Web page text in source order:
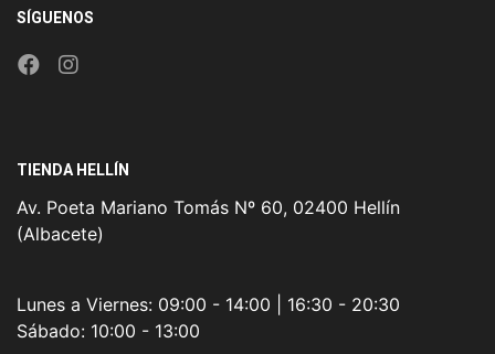
SÍGUENOS
TIENDA HELLÍN
Av. Poeta Mariano Tomás Nº 60, 02400 Hellín
(Albacete)
Lunes a Viernes: 09:00 - 14:00 | 16:30 - 20:30
Sábado: 10:00 - 13:00